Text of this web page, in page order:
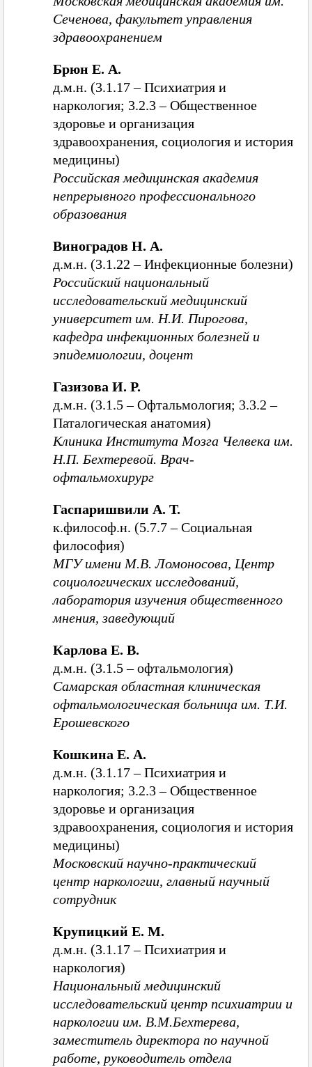
Сеченова, факультет управления
здравоохранением
Брюн Е. А.
д.м.н. (3.1.17 – Психиатрия и
наркология; 3.2.3 – Общественное
здоровье и организация
здравоохранения, социология и история
медицины)
Российская медицинская академия
непрерывного профессионального
образования
Виноградов Н. А.
д.м.н. (3.1.22 – Инфекционные болезни)
Российский национальный
исследовательский медицинский
университет им. Н.И. Пирогова,
кафедра инфекционных болезней и
эпидемиологии, доцент
Газизова И. Р.
д.м.н. (3.1.5 – Офтальмология; 3.3.2 –
Паталогическая анатомия)
Клиника Института Мозга Челвека им.
Н.П. Бехтеревой. Врач-
офтальмохирург
Гаспаришвили А. Т.
к.философ.н. (5.7.7 – Социальная
философия)
МГУ имени М.В. Ломоносова, Центр
социологических исследований,
лаборатория изучения общественного
мнения, заведующий
Карлова Е. В.
д.м.н. (3.1.5 – офтальмология)
Самарская областная клиническая
офтальмологическая больница им. Т.И.
Ерошевского
Кошкина Е. А.
д.м.н. (3.1.17 – Психиатрия и
наркология; 3.2.3 – Общественное
здоровье и организация
здравоохранения, социология и история
медицины)
Московский научно-практический
центр наркологии, главный научный
сотрудник
Крупицкий Е. М.
д.м.н. (3.1.17 – Психиатрия и
наркология)
Национальный медицинский
исследовательский центр психиатрии и
наркологии им. В.М.Бехтерева,
заместитель директора по научной
работе, руководитель отдела